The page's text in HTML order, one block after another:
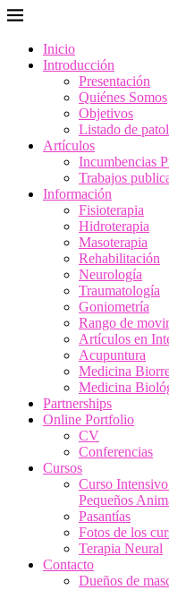
Inicio
Introducción
Presentación
Quiénes Somos
Objetivos
Listado de
Artículos
Incumbencias
Trabajos
Información
Fisioterapia
Hidroterapia
Masoterapia
Rehabilitación
Neurología
Traumatología
Goniometría
Rango de
Artículos en
Acupuntura
Medicina
Medicina
Partnerships
Online Portfolio
CV
Conferencias
Cursos
Curso
Pequeños
Pasantías
Fotos de los
Terapia Neural
Contacto
Dueños de